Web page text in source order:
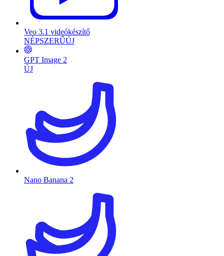
Veo 3.1 videókészítő
NÉPSZERŰÚJ
GPT Image 2
ÚJ
Nano Banana 2